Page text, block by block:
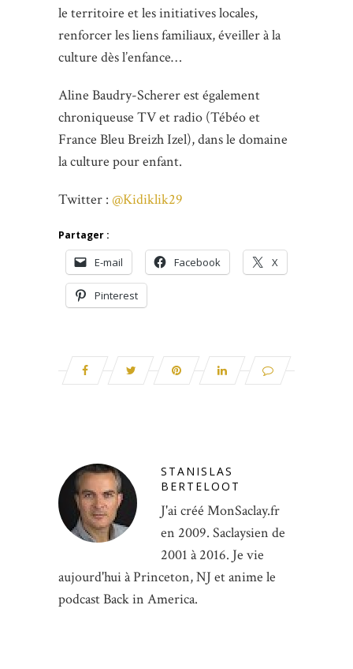
le territoire et les initiatives locales,
renforcer les liens familiaux, éveiller à la
culture dès l’enfance…
Aline Baudry-Scherer est également
chroniqueuse TV et radio (Tébéo et
France Bleu Breizh Izel), dans le domaine
la culture pour enfant.
Twitter : @Kidiklik29
Partager :
E-mail Facebook X
Pinterest
STANISLAS
BERTELOOT
J'ai créé MonSaclay.fr
en 2009. Saclaysien de
2001 à 2016. Je vie
aujourd'hui à Princeton, NJ et anime le
podcast Back in America.